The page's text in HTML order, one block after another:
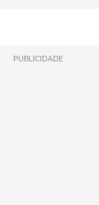
PUBLICIDADE